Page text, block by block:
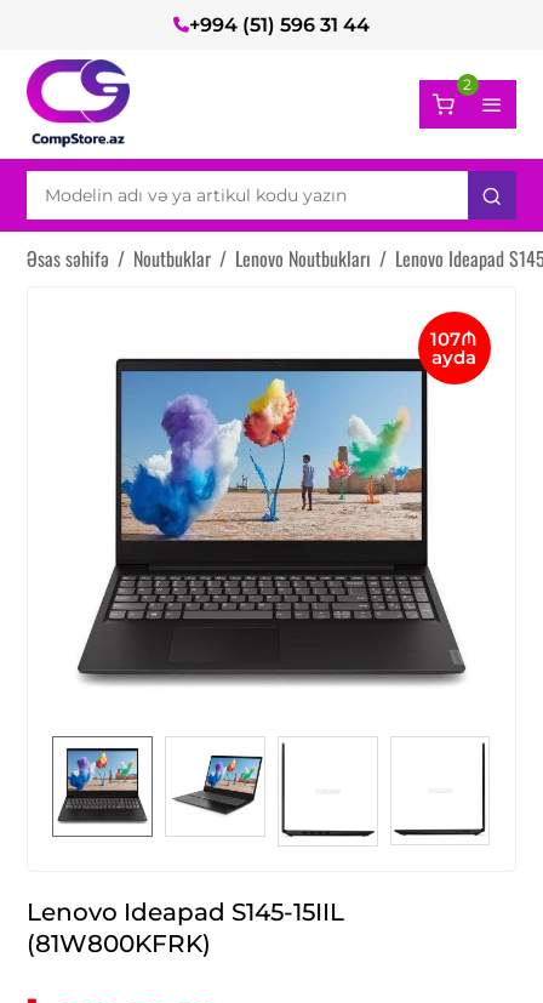
+994 (51) 596 31 44
2
Əsas səhifə / Noutbuklar / Lenovo Noutbukları / Lenovo Ideapad
107₼
ayda
Lenovo Ideapad S145-15IIL
(81W800KFRK)